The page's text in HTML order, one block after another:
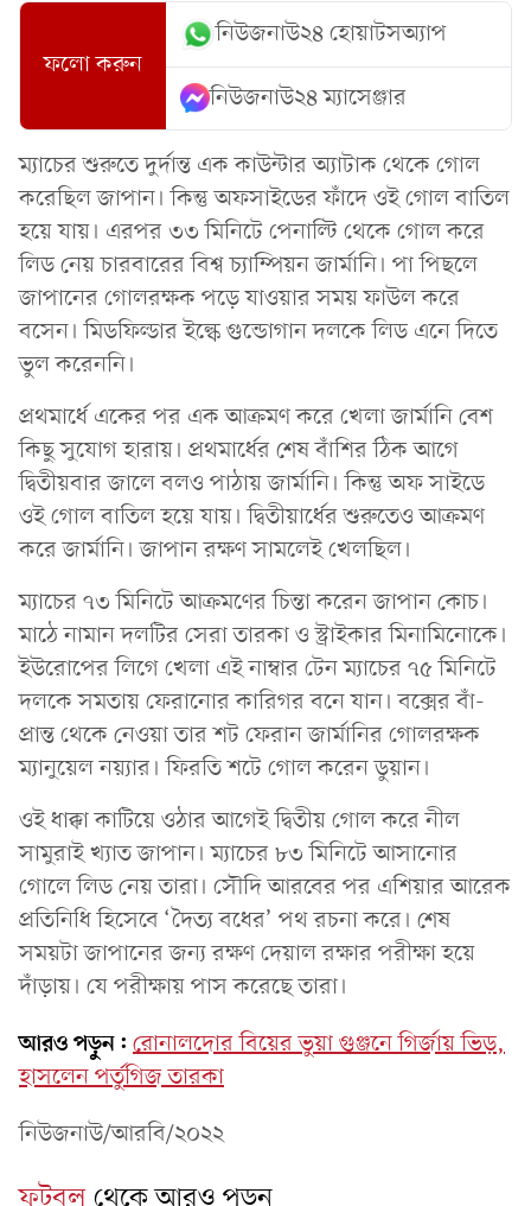
ফলো করুন
নিউজনাউ২৪ হোয়াটসঅ্যাপ
নিউজনাউ২৪ ম্যাসেঞ্জার
ম্যাচের শুরুতে দুর্দান্ত এক কাউন্টার অ্যাটাক থেকে গোল
করেছিল জাপান। কিন্তু অফসাইডের ফাঁদে ওই গোল বাতিল
হয়ে যায়। এরপর ৩৩ মিনিটে পেনাল্টি থেকে গোল করে
লিড নেয় চারবারের বিশ্ব চ্যাম্পিয়ন জার্মানি। পা পিছলে
জাপানের গোলরক্ষক পড়ে যাওয়ার সময় ফাউল করে
বসেন। মিডফিল্ডার ইল্কে গুন্ডোগান দলকে লিড এনে দিতে
ভুল করেননি।
প্রথমার্ধে একের পর এক আক্রমণ করে খেলা জার্মানি বেশ
কিছু সুযোগ হারায়। প্রথমার্ধের শেষ বাঁশির ঠিক আগে
দ্বিতীয়বার জালে বলও পাঠায় জার্মানি। কিন্তু অফ সাইডে
ওই গোল বাতিল হয়ে যায়। দ্বিতীয়ার্ধের শুরুতেও আক্রমণ
করে জার্মানি। জাপান রক্ষণ সামলেই খেলছিল।
ম্যাচের ৭৩ মিনিটে আক্রমণের চিন্তা করেন জাপান কোচ।
মাঠে নামান দলটির সেরা তারকা ও স্ট্রাইকার মিনামিনোকে।
ইউরোপের লিগে খেলা এই নাম্বার টেন ম্যাচের ৭৫ মিনিটে
দলকে সমতায় ফেরানোর কারিগর বনে যান। বক্সের বাঁ-
প্রান্ত থেকে নেওয়া তার শট ফেরান জার্মানির গোলরক্ষক
ম্যানুয়েল নয়্যার। ফিরতি শটে গোল করেন ডুয়ান।
ওই ধাক্কা কাটিয়ে ওঠার আগেই দ্বিতীয় গোল করে নীল
সামুরাই খ্যাত জাপান। ম্যাচের ৮৩ মিনিটে আসানোর
গোলে লিড নেয় তারা। সৌদি আরবের পর এশিয়ার আরেক
প্রতিনিধি হিসেবে ‘দৈত্য বধের’ পথ রচনা করে। শেষ
সময়টা জাপানের জন্য রক্ষণ দেয়াল রক্ষার পরীক্ষা হয়ে
দাঁড়ায়। যে পরীক্ষায় পাস করেছে তারা।
আরও পড়ুন: রোনালদোর বিয়ের ভুয়া গুঞ্জনে গির্জায় ভিড়,
হাসলেন পর্তুগিজ তারকা
নিউজনাউ/আরবি/২০২২